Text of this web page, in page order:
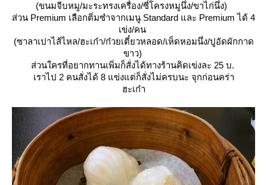
(ขนมจีบหมู/มะระทรงเครื่อง/ซี่โครงหมูนึ่ง/ขาไก่นึ่ง)
ส่วน Premium เลือกติ่มซำจากเมนู Standard และ Premium ได้ 4
เข่ง/คน
(ซาลาเปาไส้ไหล/ฮะเก๋า/ก๋วยเตี๋ยวหลอด/เห็ดหอมนึ่ง/ปูอัดผักกาด
ขาว)
ส่วนใครที่อยากทานเพิ่มก็สั่งได้ทางร้านคิดเข่งละ 25 บ.
เราไป 2 คนสั่งได้ 8 แข่งแต่ก็สั่งไม่ครบนะ จุกก่อนคร่า
ฮะเก๋า